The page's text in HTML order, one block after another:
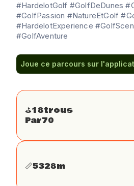
#HardelotGolf #GolfDeDunes
#GolfPassion #NatureEtGolf
#HardelotExperience
#GolfAventure
Joue ce parcours sur
⛳️18trous
Par70
📏5328m